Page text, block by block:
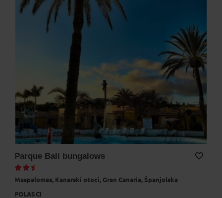
Parque Bali bungalows
Maspalomas, Kanarski otoci, Gran Canaria, Španjolska
POLASCI